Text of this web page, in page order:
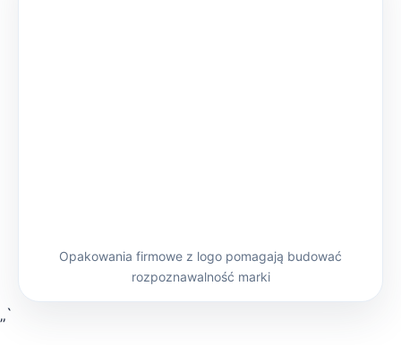
Opakowania firmowe z logo pomagają budować
rozpoznawalność marki
„`